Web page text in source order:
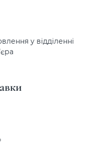
у відділенні